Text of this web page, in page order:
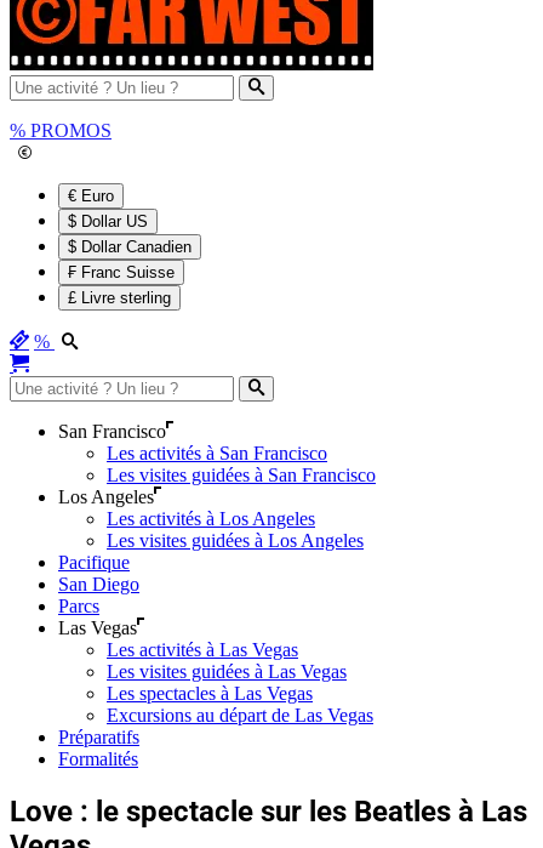
% PROMOS
€ Euro
$ Dollar US
$ Dollar Canadien
₣ Franc Suisse
£ Livre sterling
%
San Francisco
Les activités à San Francisco
Les visites guidées à San Francisco
Los Angeles
Les activités à Los Angeles
Les visites guidées à Los Angeles
Pacifique
San Diego
Parcs
Las Vegas
Les activités à Las Vegas
Les visites guidées à Las Vegas
Les spectacles à Las Vegas
Excursions au départ de Las Vegas
Préparatifs
Formalités
Love : le spectacle sur les Beatles à Las